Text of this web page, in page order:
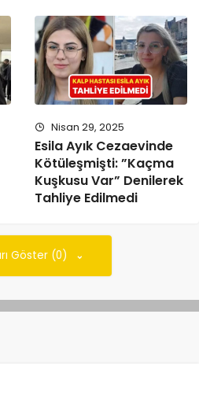
Nisan 29, 2025
Esila Ayık Cezaevinde
Kötüleşmişti: ”Kaçma
Kuşkusu Var” Denilerek
Tahliye Edilmedi
Göster (0)